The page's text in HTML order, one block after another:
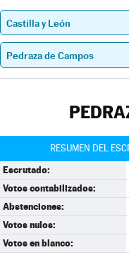
RESUMEN DEL
Escrutado:
Votos contabilizados:
Abstenciones:
Votos nulos:
Votos en blanco: